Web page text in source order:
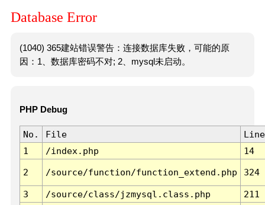
Database Error
(1040) 365建站错误警告：连接数据库失败，可能的原
因：1、数据库密码不对; 2、mysql未启动。
PHP Debug
No. File
Line
1
/index.php 14
2 /source/function/function_extend.php 324
3 /source/class/jzmysql.class.php
211